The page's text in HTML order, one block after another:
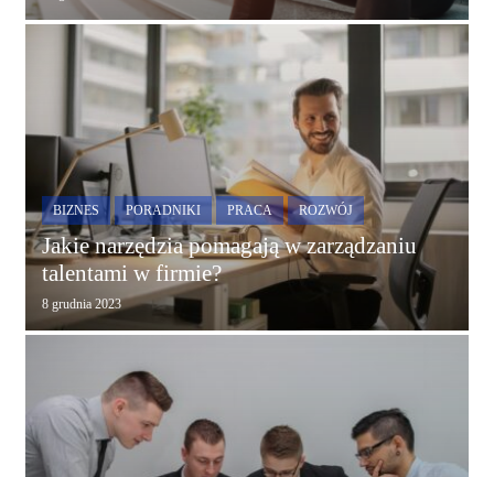
BIZNES PORADNIKI PRACA ROZWÓJ
Jakie narzędzia pomagają w zarządzaniu
talentami w firmie?
8 grudnia 2023